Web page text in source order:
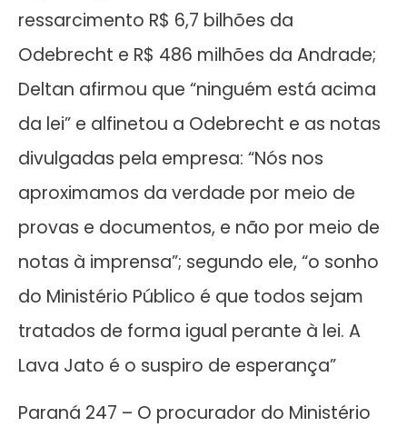
ressarcimento R$ 6,7 bilhões da
Odebrecht e R$ 486 milhões da Andrade;
Deltan afirmou que “ninguém está acima
da lei” e alfinetou a Odebrecht e as notas
divulgadas pela empresa: “Nós nos
aproximamos da verdade por meio de
provas e documentos, e não por meio de
notas à imprensa”; segundo ele, “o sonho
do Ministério Público é que todos sejam
tratados de forma igual perante à lei. A
Lava Jato é o suspiro de esperança”
Paraná 247 – O procurador do Ministério